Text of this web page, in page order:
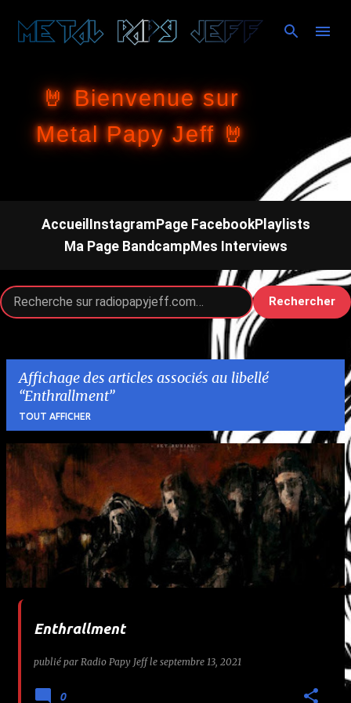
Accéder au contenu principal
🤘 Bienvenue sur
Metal Papy Jeff 🤘
Accueil InstagramPage FacebookPlaylists
Ma Page BandcampMes Interviews
Rechercher
Affichage des articles associés au libellé
Enthrallment
TOUT AFFICHER
A
r
c
Enthrallment
publié par Radio Papy Jeff le septembre 13, 2021
0